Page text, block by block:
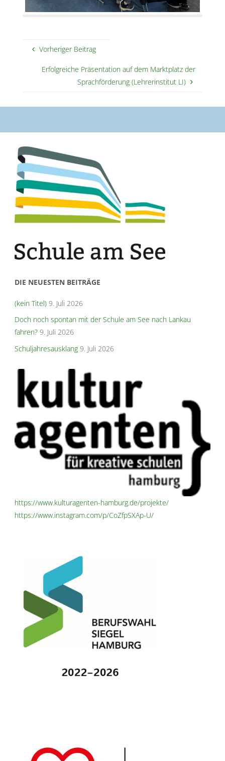
Vorheriger Beitrag
Erfolgreiche Präsentation auf dem Marktplatz der
Sprachförderung (Lehrerinstitut LI)
DIE NEUESTEN BEITRÄGE
(kein Titel) 9. Juli 2026
Doch noch spontan mit der Schule am See nach Lankau
fahren? 9. Juli 2026
Schuljahresausklang 9. Juli 2026
https://www.kulturagenten-hamburg.de/projekte/
https://www.instagram.com/p/CoZfpSXAp-U/